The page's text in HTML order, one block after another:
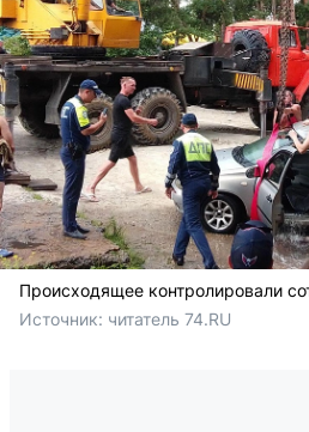
Происходящее контролировали
Источник: читатель 74.RU